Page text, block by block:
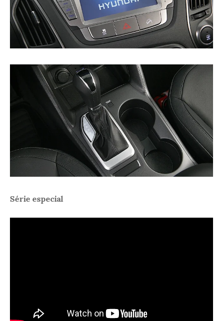
Série especial